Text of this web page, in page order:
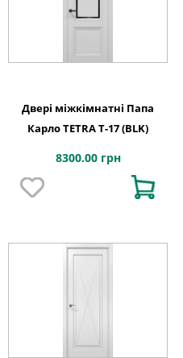
Двері міжкімнатні Папа
Карло TETRA Т-17 (BLK)
8300.00 грн